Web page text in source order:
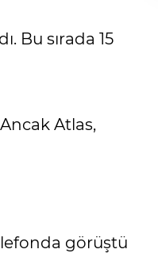
Bu sırada 15
Atlas,
görüştü